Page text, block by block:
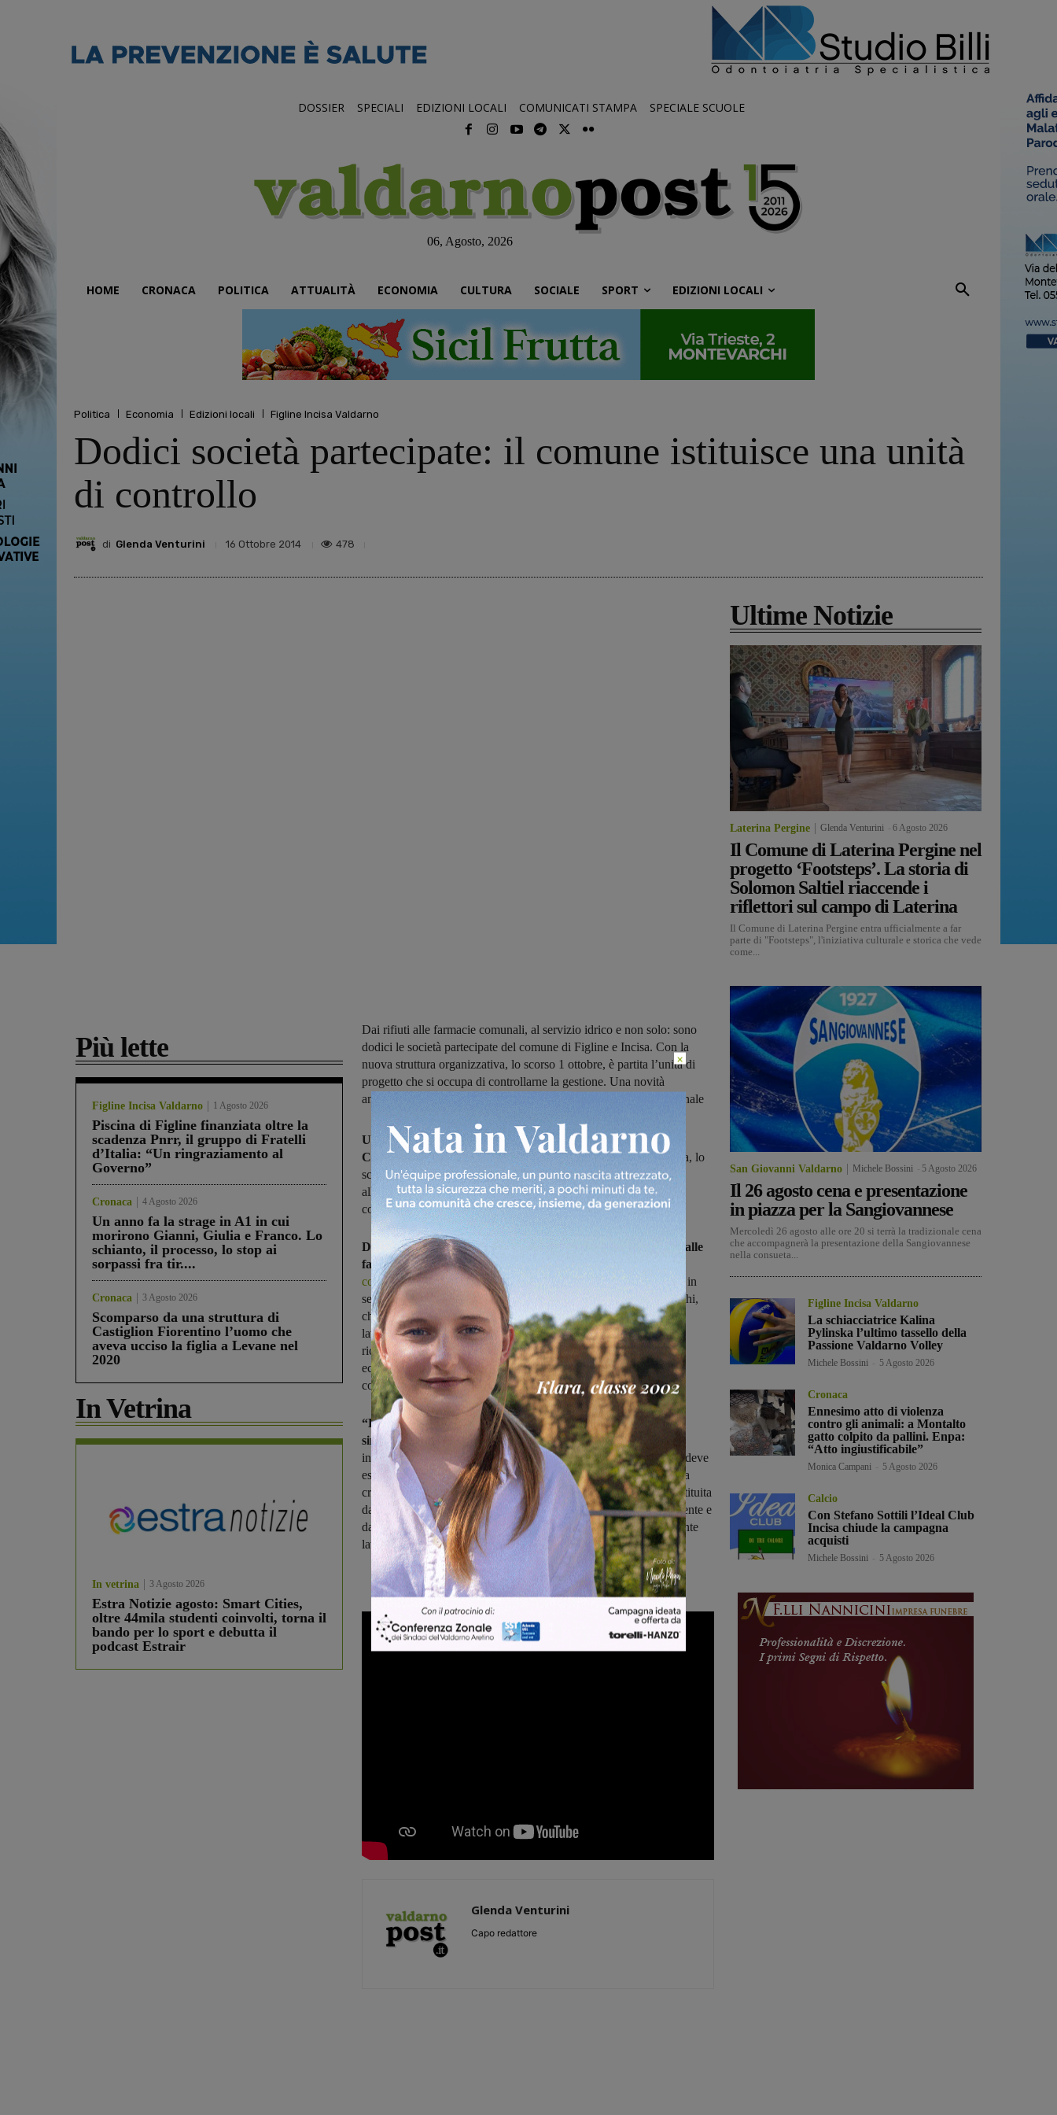
DOSSIER SPECIALI EDIZIONI LOCALI COMUNICATI STAMPA SPECIALE SCUOLE
06, Agosto, 2026
HOME CRONACA POLITICA ATTUALITÀ ECONOMIA CULTURA SOCIALE SPORT EDIZIONI LOCALI
Politica Economia Edizioni locali Figline Incisa Valdarno
Dodici società partecipate: il comune istituisce una unità
di controllo
di Glenda Venturini 16 Ottobre 2014 478
Più lette
Figline Incisa Valdarno 1 Agosto 2026
Piscina di Figline finanziata oltre la
scadenza Pnrr, il gruppo di Fratelli
d’Italia: “Un ringraziamento al
Governo”
Cronaca 4 Agosto 2026
Un anno fa la strage in A1 in cui
morirono Gianni, Giulia e Franco. Lo
schianto, il processo, lo stop ai
sorpassi fra tir....
Cronaca 3 Agosto 2026
Scomparso da una struttura di
Castiglion Fiorentino l’uomo che
aveva ucciso la figlia a Levane nel
2020
In Vetrina
In vetrina 3 Agosto 2026
Estra Notizie agosto: Smart Cities,
oltre 44mila studenti coinvolti, torna il
bando per lo sport e debutta il
podcast Estrair
Dai rifiuti alle farmacie comunali, al servizio idrico e non solo: sono
dodici le società partecipate del comune di Figline e Incisa. Con la
nuova struttura organizzativa, lo scorso 1 ottobre, è partita l’unità di
progetto che si occupa di controllarne la gestione. Una novità
annunciata dall’assessore Silvia Tonveronachi in Consiglio comunale
Una Unità di controllo per le dodici società partecipate del
Comune di Figline e Incisa. Con la nuova struttura organizzativa, lo
scorso 1 ottobre, l’Amministrazione ha dato formalmente il via
all’operatività di una specifica unità di progetto che si occupa di
controllare la gestione delle società partecipate dell’ente.
Dai rifiuti alla gestione del servizio idrico, dalle case popolari alle
farmacie comunali:lesocietà partecipate dell'amministrazione
comunalespaziano su diversi ambiti. La novità è stata annunciata in
sede di approvazione di bilancio dall’assessore Silvia Tonveronachi,
che in Consiglio comunale ha poi confermato che l’unità è già al
lavoro da alcune settimane. Come primo atto, la nuova Unità ha
richiesto a tutte le 12 società una relazione sintetica sulla gestione
economico-finanziaria rendicontata al 30 settembre 2014, da
consegnare entro la fine del mese di ottobre.
“L’unità Controllo sulle partecipazioni – hanno spiegato la
sindaca Giulia Mugnai e l’assessore Silvia Tonveronachi
innanzitutto un atto dovuto nei confronti dei nostri cittadini, a cui deve
essere garantita una sana gestione contabile dei servizi, regolata da
criteri di economicità, efficienza e trasparenza. Questa unità è costituita
da una figura altamente professionale individuata all’interno dell’ente e
dai responsabili di ogni servizio, in modo da garantire un importante
lavoro intersettoriale che non costi un euro in più ai cittadini”.
Glenda Venturini
Capo redattore
Ultime Notizie
Laterina Pergine Glenda Venturini 6 Agosto 2026
Il Comune di Laterina Pergine nel
progetto ‘Footsteps’. La storia di
Solomon Saltiel riaccende i
riflettori sul campo di Laterina
Il Comune di Laterina Pergine entra ufficialmente a far
parte di "Footsteps", l'iniziativa culturale e storica che vede
come...
San Giovanni Valdarno Michele Bossini 5 Agosto 2026
Il 26 agosto cena e presentazione
in piazza per la Sangiovannese
Mercoledì 26 agosto alle ore 20 si terrà la tradizionale cena
che accompagnerà la presentazione della Sangiovannese
nella consueta...
Figline Incisa Valdarno
La schiacciatrice Kalina
Pylinska l’ultimo tassello della
Passione Valdarno Volley
Michele Bossini 5 Agosto 2026
Cronaca
Ennesimo atto di violenza
contro gli animali: a Montalto
gatto colpito da pallini. Enpa:
“Atto ingiustificabile”
Monica Campani 5 Agosto 2026
Calcio
Con Stefano Sottili l’Ideal Club
Incisa chiude la campagna
acquisti
Michele Bossini 5 Agosto 2026
×